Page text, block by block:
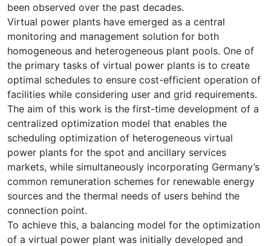
been observed over the past decades.
Virtual power plants have emerged as a central
monitoring and management solution for both
homogeneous and heterogeneous plant pools. One of
the primary tasks of virtual power plants is to create
optimal schedules to ensure cost-efficient operation of
facilities while considering user and grid requirements.
The aim of this work is the first-time development of a
centralized optimization model that enables the
scheduling optimization of heterogeneous virtual
power plants for the spot and ancillary services
markets, while simultaneously incorporating Germany’s
common remuneration schemes for renewable energy
sources and the thermal needs of users behind the
connection point.
To achieve this, a balancing model for the optimization
of a virtual power plant was initially developed and